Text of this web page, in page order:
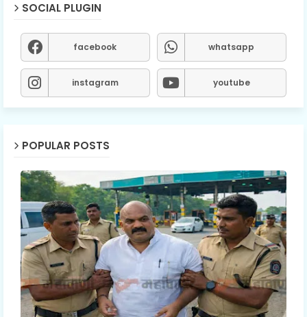
SOCIAL PLUGIN
facebook whatsapp
instagram youtube
POPULAR POSTS